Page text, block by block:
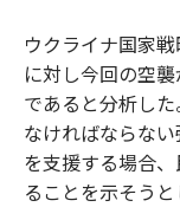
ウクライナ国家
に対し今回の空
であると分析し
なければならな
を支援する場合
ることを示そうと